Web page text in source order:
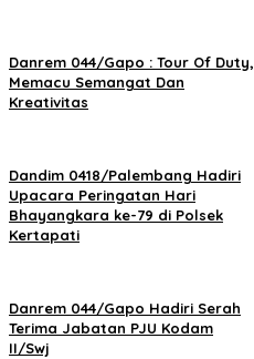
Danrem 044/Gapo : Tour Of Duty,
Memacu Semangat Dan
Kreativitas
Dandim 0418/Palembang Hadiri
Upacara Peringatan Hari
Bhayangkara ke-79 di Polsek
Kertapati
Danrem 044/Gapo Hadiri Serah
Terima Jabatan PJU Kodam
II/Swj